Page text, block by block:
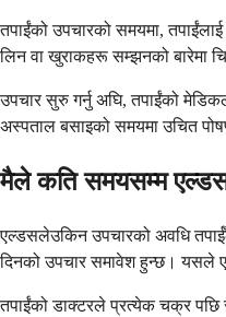
तपाईंको उपचारको समयमा,
लिन वा खुराकहरू सम्झनको बारेमा
उपचार सुरु गर्नु अघि, तपाईंको
अस्पताल बसाइको समयमा उचित
मैले कति समयसम्म
एल्डसलेउकिन उपचारको अवधि
दिनको उपचार समावेश हुन्छ। यसले
तपाईंको डाक्टरले प्रत्येक चक्र पछि